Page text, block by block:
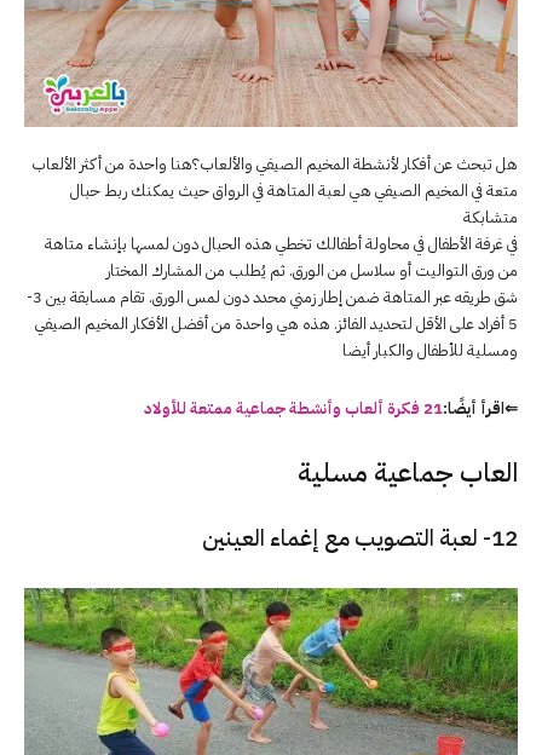
هل تبحث عن أفكار لأنشطة المخيم الصيفي والألعاب؟هنا واحدة من أكثر الألعاب
متعة في المخيم الصيفي هي لعبة المتاهة في الرواق حيث يمكنك ربط حبال
متشابكة
في غرفة الأطفال في محاولة أطفالك تخطي هذه الحبال دون لمسها بإنشاء متاهة
من ورق التواليت أو سلاسل من الورق. ثم يُطلب من المشارك المختار
شق طريقه عبر المتاهة ضمن إطار زمني محدد دون لمس الورق. تقام مسابقة بين 3-
5 أفراد على الأقل لتحديد الفائز. هذه هي واحدة من أفضل الأفكار المخيم الصيفي
ومسلية للأطفال والكبار أيضا
⇐اقرأ أيضًا:21 فكرة ألعاب وأنشطة جماعية ممتعة للأولاد
العاب جماعية مسلية
12- لعبة التصويب مع إغماء العينين